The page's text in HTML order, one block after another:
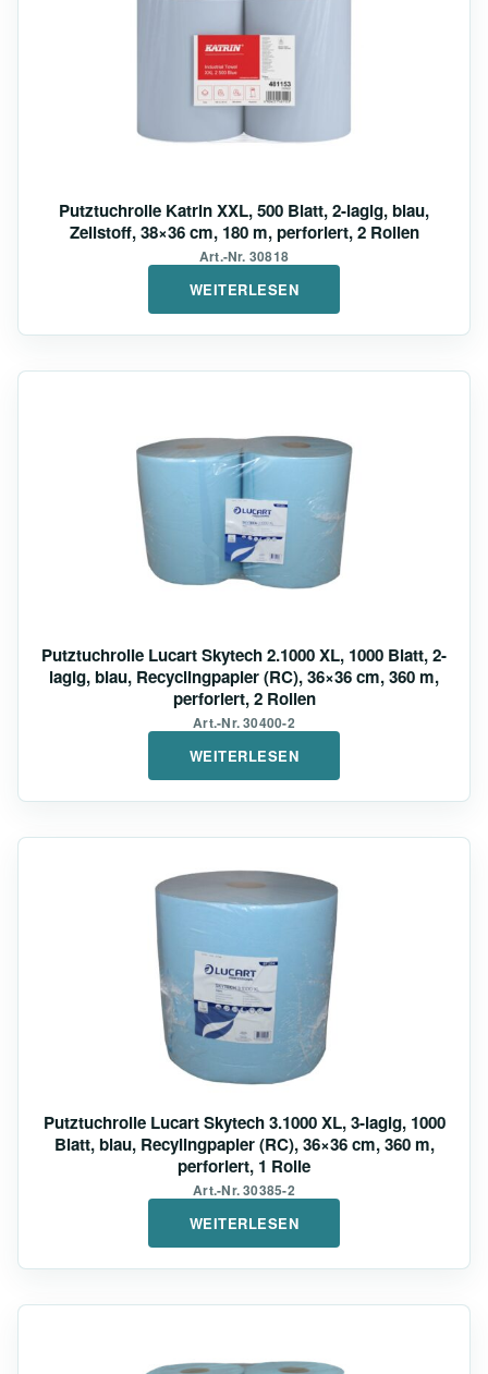
Putztuchrolle Katrin XXL, 500 Blatt, 2-lagig, blau,
Zellstoff, 38×36 cm, 180 m, perforiert, 2 Rollen
Art.-Nr. 30818
WEITERLESEN
Putztuchrolle Lucart Skytech 2.1000 XL, 1000 Blatt, 2-
lagig, blau, Recyclingpapier (RC), 36×36 cm, 360 m,
perforiert, 2 Rollen
Art.-Nr. 30400-2
WEITERLESEN
Putztuchrolle Lucart Skytech 3.1000 XL, 3-lagig, 1000
Blatt, blau, Recylingpapier (RC), 36×36 cm, 360 m,
perforiert, 1 Rolle
Art.-Nr. 30385-2
WEITERLESEN